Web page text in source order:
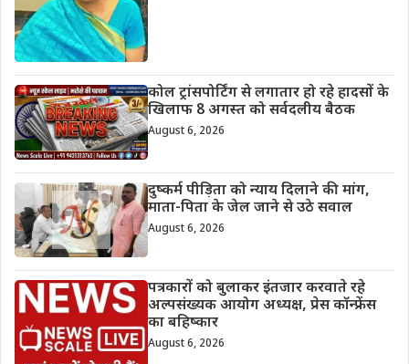
कोल ट्रांसपोर्टिंग से लगातार हो रहे हादसों के
खिलाफ 8 अगस्त को सर्वदलीय बैठक
August 6, 2026
दुष्कर्म पीड़िता को न्याय दिलाने की मांग,
माता-पिता के जेल जाने से उठे सवाल
August 6, 2026
पत्रकारों को बुलाकर इंतजार करवाते रहे
अल्पसंख्यक आयोग अध्यक्ष, प्रेस कॉन्फ्रेंस
का बहिष्कार
August 6, 2026